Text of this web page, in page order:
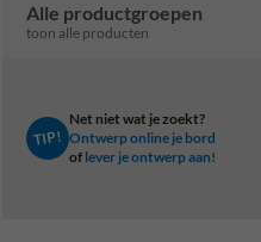
Alle productgroepen
toon alle producten
TIP!
Net niet wat je zoekt?
Ontwerp online je bord
of lever je ontwerp aan!